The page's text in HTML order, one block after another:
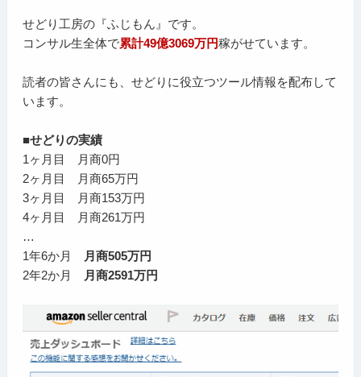
せどり工房の『ふじもん』です。
コンサル生全体で累計49億3069万円稼がせています。
読者の皆さんにも、せどりに役立つツール情報を配布して
います。
■せどりの実績
1ヶ月目 月商0円
2ヶ月目 月商65万円
3ヶ月目 月商153万円
4ヶ月目 月商261万円
…
1年6か月
月商505万円
2年2か月
月商2591万円